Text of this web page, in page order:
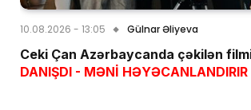
10.08.2026 - 13:05 Gülnar Əliyeva
Ceki Çan Azərbaycanda çəkilən
DANIŞDI - MƏNİ HƏYƏCANLANDIRIR